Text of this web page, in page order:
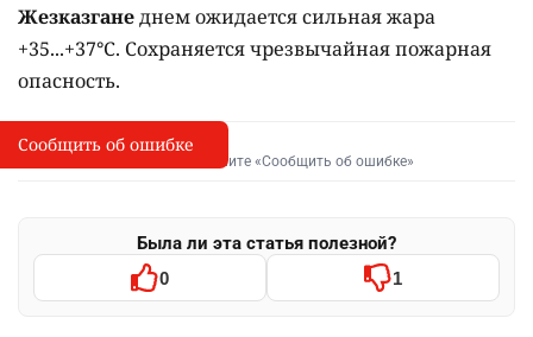
Жезказганеднем ожидается сильная жара
+35...+37°C. Сохраняется чрезвычайная пожарная
опасность.
I
Сообщить об опечатке
Выделите фрагмент и нажмите «Сообщить об ошибке»
Была ли эта статья полезной?
0 1
Сообщить об ошибке